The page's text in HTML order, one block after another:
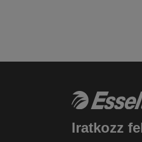
Iratkozz